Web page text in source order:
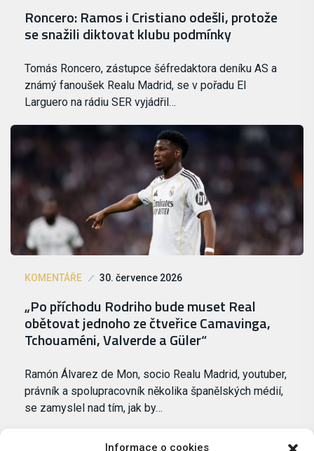
Informace o cookies
Roncero: Ramos i Cristiano odešli, protože
se snažili diktovat klubu podmínky
Tomás Roncero, zástupce šéfredaktora deníku AS a
známý fanoušek Realu Madrid, se v pořadu El
Larguero na rádiu SER vyjádřil…
KOMENTÁŘE 30. července 2026
„Po příchodu Rodriho bude muset Real
obětovat jednoho ze čtveřice Camavinga,
Tchouaméni, Valverde a Güler“
Ramón Álvarez de Mon, socio Realu Madrid, youtuber,
právník a spolupracovník několika španělských médií,
se zamyslel nad tím, jak by…